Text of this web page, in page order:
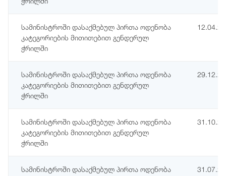
სამინისტროში დასაქმებულ პირთა ოდენობა
კატეგორიების მითითებით გენდერულ
ჭრილში
სამინისტროში დასაქმებულ პირთა ოდენობა
კატეგორიების მითითებით გენდერულ
ჭრილში
სამინისტროში დასაქმებულ პირთა ოდენობა
კატეგორიების მითითებით გენდერულ
ჭრილში
სამინისტროში დასაქმებულ პირთა ოდენობა